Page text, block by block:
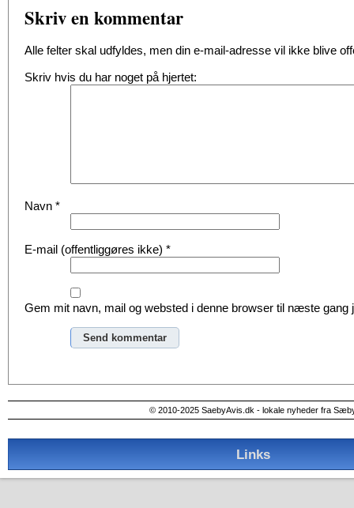
Skriv en kommentar
Alle felter skal udfyldes, men din e-mail-adresse vil ikke blive
Skriv hvis du har noget på hjertet:
Navn *
E-mail (offentliggøres ikke) *
Gem mit navn, mail og websted i denne browser til næste gang
© 2010-2025 SaebyAvis.dk - lokale nyheder fra
Links